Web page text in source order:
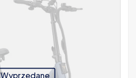
Wyprzedane